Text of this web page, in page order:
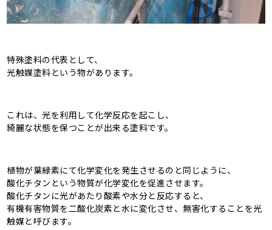
特殊塗料の代表として、
光触媒塗料という物があります。
これは、光を利用して化学反応を起こし、
綺麗な状態を保つことが出来る塗料です。
植物が葉緑素にて化学変化を発生させるのと同じように、
酸化チタンという物質が化学変化を促進させます。
酸化チタンに光があたり酸素や水分と反応すると、
有機有害物質を二酸化炭素と水に変化させ、無害化することを光
触媒と呼びます。